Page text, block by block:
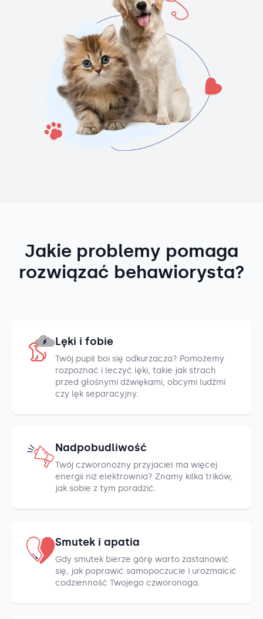
Jakie problemy pomaga
rozwiązać behawiorysta?
Lęki i fobie
Twój pupil boi się odkurzacza? Pomożemy
rozpoznać i leczyć lęki, takie jak strach
przed głośnymi dźwiękami, obcymi ludźmi
czy lęk separacyjny.
Nadpobudliwość
Twój czworonożny przyjaciel ma więcej
energii niż elektrownia? Znamy kilka trików,
jak sobie z tym poradzić.
Smutek i apatia
Gdy smutek bierze górę warto zastanowić
się, jak poprawić samopoczucie i urozmaicić
codzienność Twojego czworonoga.